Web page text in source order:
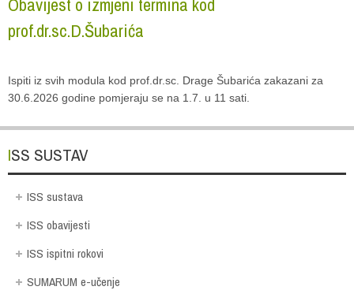
Obavijest o izmjeni termina kod
prof.dr.sc.D.Šubarića
Ispiti iz svih modula kod prof.dr.sc. Drage Šubarića zakazani za
30.6.2026 godine pomjeraju se na 1.7. u 11 sati.
ISS SUSTAV
ISS sustava
ISS obavijesti
ISS ispitni rokovi
SUMARUM e-učenje